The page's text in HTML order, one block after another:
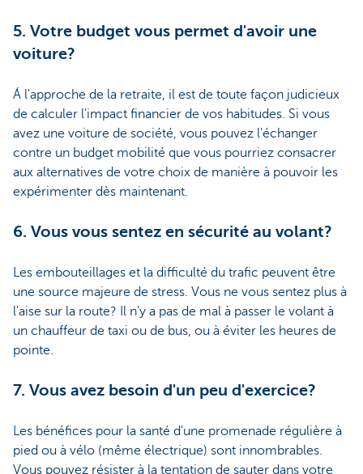
5. Votre budget vous permet d'avoir une
voiture?
Á l'approche de la retraite, il est de toute façon judicieux
de calculer l'impact financier de vos habitudes. Si vous
avez une voiture de société, vous pouvez l'échanger
contre un budget mobilité que vous pourriez consacrer
aux alternatives de votre choix de manière à pouvoir les
expérimenter dès maintenant.
6. Vous vous sentez en sécurité au volant?
Les embouteillages et la difficulté du trafic peuvent être
une source majeure de stress. Vous ne vous sentez plus à
l'aise sur la route? Il n'y a pas de mal à passer le volant à
un chauffeur de taxi ou de bus, ou à éviter les heures de
pointe.
7. Vous avez besoin d'un peu d'exercice?
Les bénéfices pour la santé d'une promenade régulière à
pied ou à vélo (même électrique) sont innombrables.
Vous pouvez résister à la tentation de sauter dans votre